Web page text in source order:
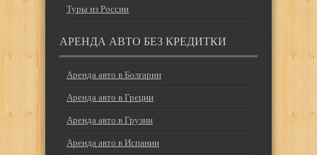
Туры из России
АРЕНДА АВТО БЕЗ КРЕДИТКИ
Аренда авто в Болгарии
Аренда авто в Греции
Аренда авто в Грузии
Аренда авто в Испании